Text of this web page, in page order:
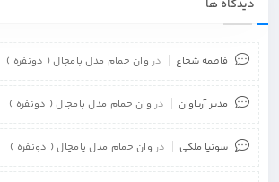
دیدگاه ها
فاطمه شجاع در وان حمام مدل پامچال ( دونفره )
مدیر آریاوان در وان حمام مدل پامچال ( دونفره )
سونیا ملکی در وان حمام مدل پامچال ( دونفره )